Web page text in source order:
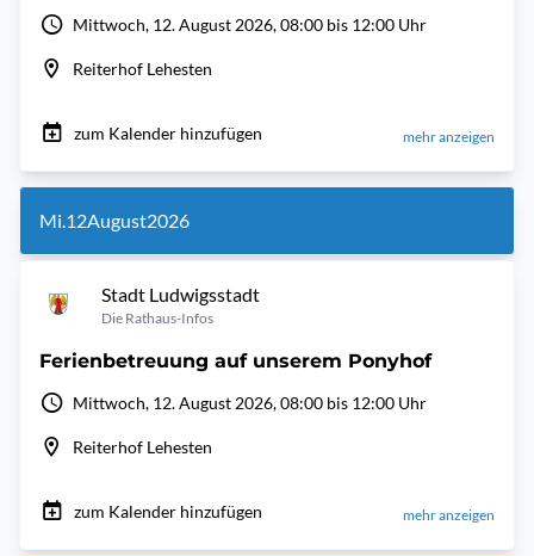
Mittwoch, 12. August 2026, 08:00 bis 12:00 Uhr
Reiterhof Lehesten
zum Kalender hinzufügen mehr anzeigen
Mi.12August2026
Stadt Ludwigsstadt
Die Rathaus-Infos
Ferienbetreuung auf unserem Ponyhof
Mittwoch, 12. August 2026, 08:00 bis 12:00 Uhr
Reiterhof Lehesten
zum Kalender hinzufügen mehr anzeigen